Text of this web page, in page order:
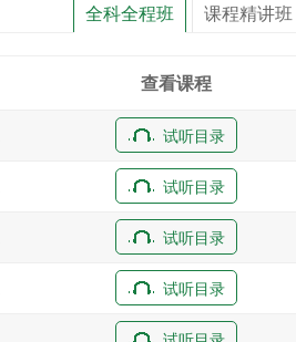
全科全程班 课程精讲班
查看课程
试听目录
试听目录
试听目录
试听目录